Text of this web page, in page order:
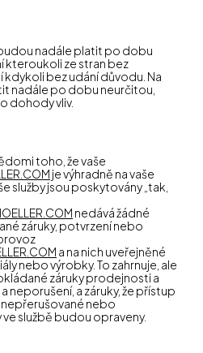
nadále platit po dobu
kteroukoli ze stran bez
bez udání důvodu. Na
nadále po dobu neurčitou,
dohody vliv.
toho, že vaše
je výhradně na vaše
služby jsou poskytovány „tak,
nedává žádné
záruky, potvrzení nebo
a na nich uveřejněné
nebo výrobky. To zahrnuje, ale
záruky prodejnosti a
neporušení, a záruky, že přístup
nepřerušované nebo
službě budou opraveny.